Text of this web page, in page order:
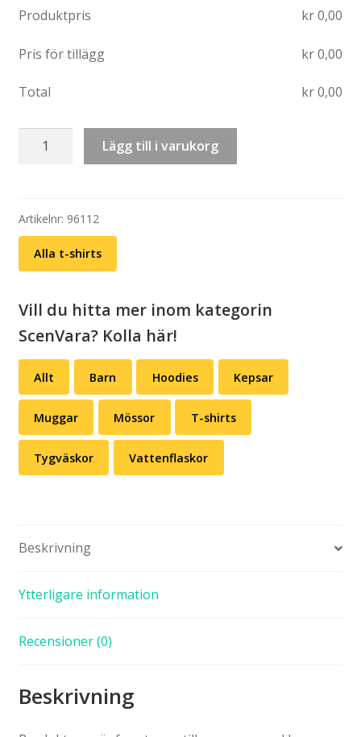
Produktpris kr0,00
Pris för tillägg kr0,00
Total kr0,00
ScenVara
(välj
färg)
Lägg till i varukorg
Artikelnr: 96112
Alla t-shirts
Vill du hitta mer inom kategorin
ScenVara? Kolla här!
Allt Barn Hoodies Kepsar
Muggar Mössor T-shirts
Tygväskor Vattenflaskor
Beskrivning
Ytterligare information
Recensioner (0)
Beskrivning